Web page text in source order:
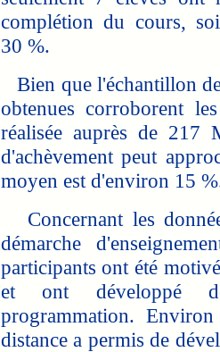
complétion du cours,
30 %.
Bien que l'échantillon
obtenues corroborent
réalisée auprès de
d'achèvement peut
moyen est d'environ 15
Concernant les
démarche
participants ont été
et ont développé
programmation.
distance a permis de